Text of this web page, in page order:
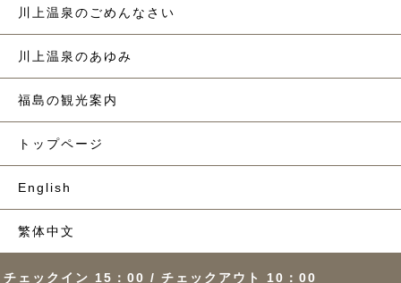
川上温泉のごめんなさい
川上温泉のあゆみ
福島の観光案内
トップページ
English
繁体中文
チェックイン 15：00 / チェックアウト 10：00